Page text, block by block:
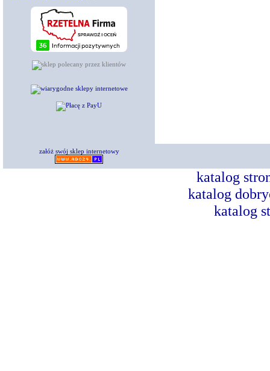
załóż swój sklep internetowy
katalog
katalog
katalog